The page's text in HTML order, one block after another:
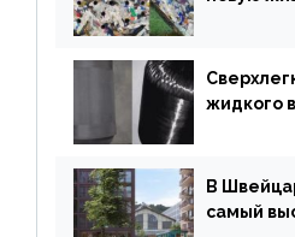
жидкого
В
самый